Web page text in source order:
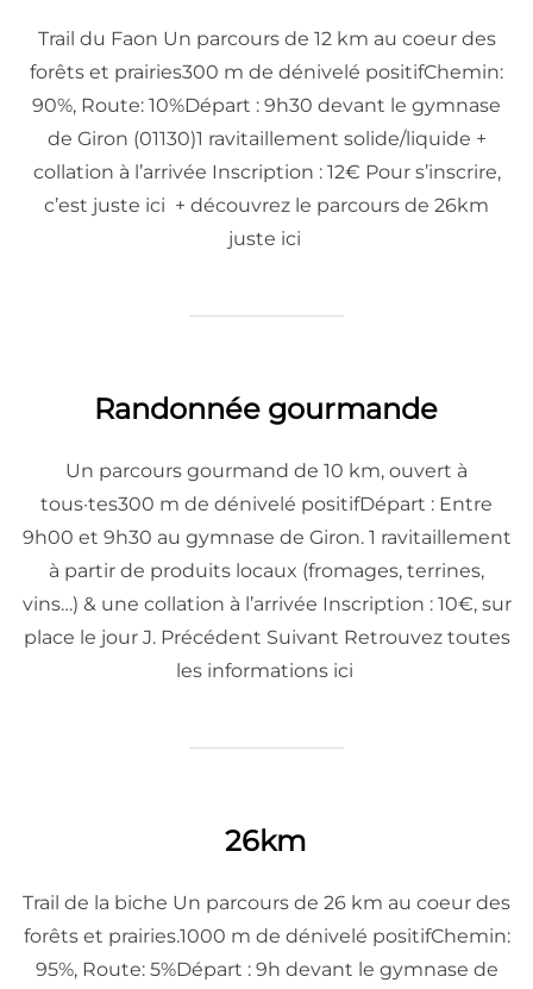
Trail du Faon Un parcours de 12 km au coeur des
forêts et prairies300 m de dénivelé positifChemin:
90%, Route: 10%Départ : 9h30 devant le gymnase
de Giron (01130)1 ravitaillement solide/liquide +
collation à l’arrivée Inscription : 12€ Pour s’inscrire,
c’est juste ici + découvrez le parcours de 26km
juste ici
Randonnée gourmande
Un parcours gourmand de 10 km, ouvert à
tous·tes300 m de dénivelé positifDépart : Entre
9h00 et 9h30 au gymnase de Giron. 1 ravitaillement
à partir de produits locaux (fromages, terrines,
vins…) & une collation à l’arrivée Inscription : 10€, sur
place le jour J. Précédent Suivant Retrouvez toutes
les informations ici
26km
Trail de la biche Un parcours de 26 km au coeur des
forêts et prairies.1000 m de dénivelé positifChemin:
95%, Route: 5%Départ : 9h devant le gymnase de